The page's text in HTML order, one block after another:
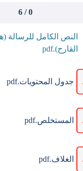
0 / 6
النص الكامل للرسالة
القارح).pdf
جدول المحتويات.pdf
المستخلص.pdf
الغلاف.pdf